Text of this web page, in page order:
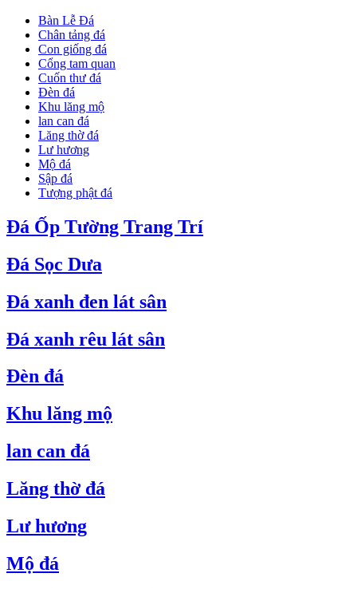
Bàn Lễ Đá
Chân tảng đá
Con giống đá
Cổng tam quan
Cuốn thư đá
Đèn đá
Khu lăng mộ
lan can đá
Lăng thờ đá
Lư hương
Mộ đá
Sập đá
Tượng phật đá
Đá Ốp Tường Trang Trí
Đá Sọc Dưa
Đá xanh đen lát sân
Đá xanh rêu lát sân
Đèn đá
Khu lăng mộ
lan can đá
Lăng thờ đá
Lư hương
Mộ đá